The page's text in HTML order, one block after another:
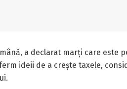
a declarat marți care este
ideii de a crește taxele,